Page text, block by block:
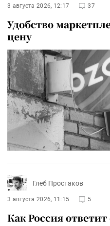
3 августа 2026, 12:17 37
Удобство
цену
Глеб Простаков
3 августа 2026, 11:15 5
Как Россия